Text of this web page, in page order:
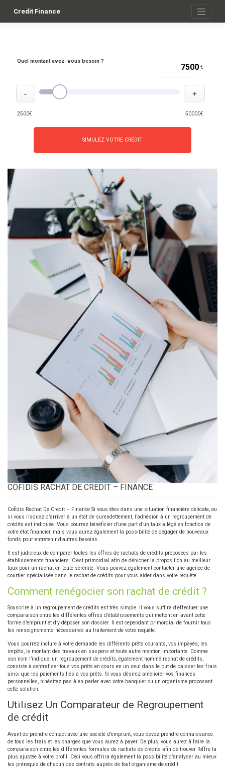
Credit Finance
Quel montant avez-vous besoin ?
€
- +
2500€ 50000€
SIMULEZ VOTRE CRÉDIT
COFIDIS RACHAT DE CREDIT – FINANCE
Cofidis Rachat De Credit – Finance Si vous êtes dans une situation financière délicate, ou
si vous risquez d’arriver à un état de surendettement, l’adhésion à un regroupement de
crédits est indiquée. Vous pourrez bénéficier d’une part d’un taux allégé en fonction de
votre état financier, mais vous aurez également la possibilité de dégager de nouveaux
fonds pour entretenir d’autres besoins.
Il est judicieux de comparer toutes les offres de rachats de crédits proposées par les
établissements financiers. C’est primordial afin de dénicher la proposition au meilleur
taux pour un rachat en toute sérénité. Vous pouvez également contacter une agence de
courtier spécialisée dans le rachat de crédits pour vous aider dans votre requête.
Comment renégocier son rachat de crédit ?
Souscrire à un regroupement de crédits est très simple. Il vous suffira d’effectuer une
comparaison entre les différentes offres d’établissements qui mettent en avant cette
forme d’emprunt et d’y déposer son dossier. Il est cependant primordial de fournir tous
les renseignements nécessaires au traitement de votre requête.
Vous pourrez inclure à votre demande les différents prêts courants, vos impayés, les
impôts, le montant des travaux en suspens et toute autre mention importante. Comme
son nom l’indique, un regroupement de crédits, également nommé rachat de crédits,
consiste à centraliser tous vos prêts en cours en un seul dans le but de baisser les frais
ainsi que les paiements liés à vos prêts. Si vous désirez améliorer vos finances
personnelles, n’hésitez pas à en parler avec votre banquier ou un organisme proposant
cette solution.
Utilisez Un Comparateur de Regroupement
de crédit
Avant de prendre contact avec une société d’emprunt, vous devez prendre connaissance
de tous les frais et les charges que vous aurez à payer. De plus, vous aurez à faire la
comparaison entre les différentes formules de rachats de crédits afin de trouver l’offre la
plus ajustée à votre profil. Ceci vous offrira également la possibilité d’analyser au mieux
les prérequis de chacun des contrats auprès de tout organisme de crédit.